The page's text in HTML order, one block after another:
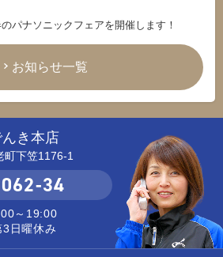
パナソニックフェアを開催します！
お知らせ一覧
き本店
町下笠1176-1
34
～19:00
3日曜休み